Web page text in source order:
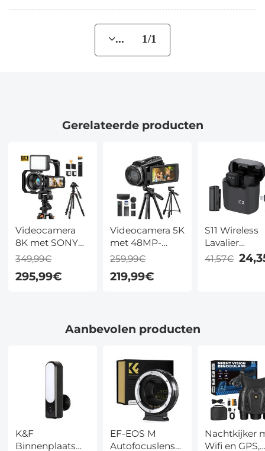
... 1/1
Gerelateerde producten
Videocamera
8K met SONY
CMOS, 64MP
Foto’s, WiFi,
Nachtzicht,
349,99€
295,99€
Videocamera 5K
met 48MP-
foto’s, WiFi, IR-
nachtzicht,
touchscreen en
259,99€
219,99€
S11 Wireless
Lavalier
Microphone
iPhone,
Video
Recording
Podcast/
41,57€
Aanbevolen producten
K&F
Binnenplaats
EF-EOS M
Autofocuslensadapter
Nachtkijker
Wifi en GPS,